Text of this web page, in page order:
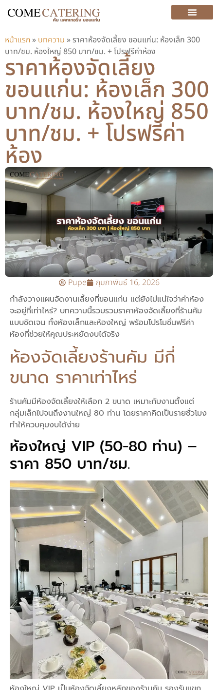
หน้าแรก » บทความ »ราคาห้องจัดเลี้ยง ขอนแก่น: ห้องเล็ก 300
บาท/ชม. ห้องใหญ่ 850 บาท/ชม. + โปรฟรีค่าห้อง
ราคาห้องจัดเลี้ยง
ขอนแก่น: ห้องเล็ก 300
บาท/ชม. ห้องใหญ่ 850
บาท/ชม. + โปรฟรีค่า
ห้อง
Pupe
กุมภาพันธ์ 16, 2026
กำลังวางแผนจัดงานเลี้ยงที่ขอนแก่น แต่ยังไม่แน่ใจว่าค่าห้อง
จะอยู่ที่เท่าไหร่? บทความนี้รวบรวมราคาห้องจัดเลี้ยงที่ร้านคัม
แบบชัดเจน ทั้งห้องเล็กและห้องใหญ่ พร้อมโปรโมชั่นฟรีค่า
ห้องที่ช่วยให้คุณประหยัดงบได้จริง
ห้องจัดเลี้ยงร้านคัม มีกี่
ขนาด ราคาเท่าไหร่
ร้านคัมมีห้องจัดเลี้ยงให้เลือก 2 ขนาด เหมาะกับงานตั้งแต่
กลุ่มเล็กไปจนถึงงานใหญ่ 80 ท่าน โดยราคาคิดเป็นรายชั่วโมง
ทำให้ควบคุมงบได้ง่าย
ห้องใหญ่ VIP (50-80 ท่าน) –
ราคา 850 บาท/ชม.